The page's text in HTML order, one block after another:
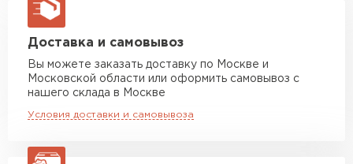
макс. длина груза 13,5 м
Манипулятор до 5 тн
Манипулятор до 10 тн
макс. длина груза 8 м
макс. длина груза 13,5 м
Доставка и самовывоз
Вы можете заказать доставку по Москве и
Московской области или оформить самовывоз с
нашего склада в Москве
Условия доставки и самовывоза